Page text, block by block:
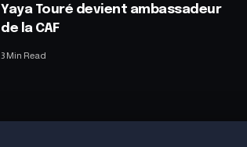
Yaya Touré devient ambassadeur
de la CAF
3 Min Read